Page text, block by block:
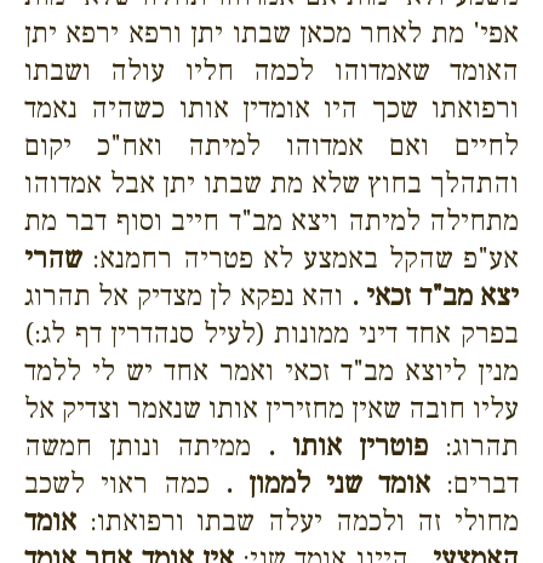
אפי' מת לאחר מכאן שבתו יתן ורפא ירפא יתן
האומד שאמדוהו לכמה חליו עולה ושבתו
ורפואתו שכך היו אומדין אותו כשהיה נאמד
לחיים ואם אמדוהו למיתה ואח"כ יקום
והתהלך בחוץ שלא מת שבתו יתן אבל אמדוהו
מתחילה למיתה ויצא מב"ד חייב וסוף דבר מת
אע"פ שהקל באמצע לא פטריה רחמנא: שהרי
יצא מב"ד זכאי . והא נפקא לן מצדיק אל תהרוג
בפרק אחד דיני ממונות (לעיל סנהדרין דף לג:)
מנין ליוצא מב"ד זכאי ואמר אחד יש לי ללמד
עליו חובה שאין מחזירין אותו שנאמר וצדיק אל
תהרוג: פוטרין אותו . ממיתה ונותן חמשה
דברים: אומד שני לממון . כמה ראוי לשכב
מחולי זה ולכמה יעלה שבתו ורפואתו: אומד